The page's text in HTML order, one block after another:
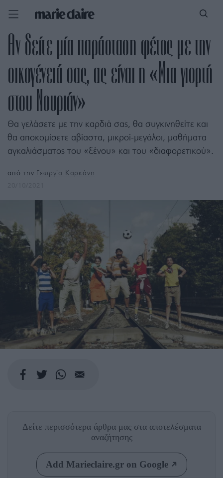
Αν δείτε μία παράσταση φέτος με την
οικογένειά σας, ας είναι η «Μια γιορτή
στου Νουριάν»
Θα γελάσετε με την καρδιά σας, θα συγκινηθείτε και
θα αποκομίσετε αβίαστα, μικροί-μεγάλοι, μαθήματα
αγκαλιάσματος του «ξένου» και του «διαφορετικού».
από την Γεωργία Καρκάνη
Δείτε περισσότερα άρθρα μας στα αποτελέσματα
αναζήτησης
Add Marieclaire.gr on Google